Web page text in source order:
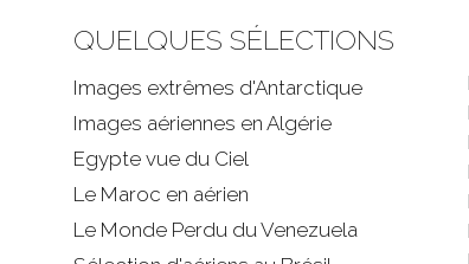
QUELQUES SÉLECTIONS
Images extrêmes d'Antarctique
Images aériennes en Algérie
Egypte vue du Ciel
Le Maroc en aérien
Le Monde Perdu du Venezuela